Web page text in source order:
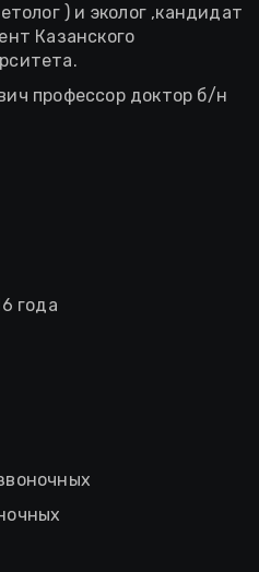
) и эколог ,кандидат
Казанского
профессор доктор б/н
года